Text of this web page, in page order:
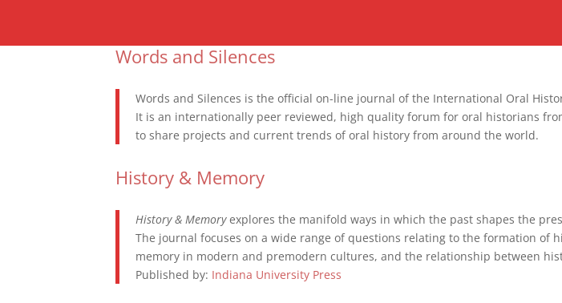
Words and Silences
Words and Silences is the official on-line journal of the International Oral
It is an internationally peer reviewed, high quality forum for oral historians
to share projects and current trends of oral history from around the world.
History & Memory
History & Memoryexplores the manifold ways in which the past shapes the
The journal focuses on a wide range of questions relating to the formation of
memory in modern and premodern cultures, and the relationship between
Published by: Indiana University Press